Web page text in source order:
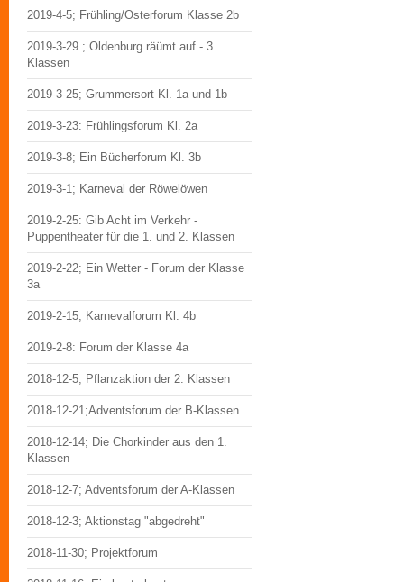
2019-4-5; Frühling/Osterforum Klasse 2b
2019-3-29 ; Oldenburg räümt auf - 3.
Klassen
2019-3-25; Grummersort Kl. 1a und 1b
2019-3-23: Frühlingsforum Kl. 2a
2019-3-8; Ein Bücherforum Kl. 3b
2019-3-1; Karneval der Röwelöwen
2019-2-25: Gib Acht im Verkehr -
Puppentheater für die 1. und 2. Klassen
2019-2-22; Ein Wetter - Forum der Klasse
3a
2019-2-15; Karnevalforum Kl. 4b
2019-2-8: Forum der Klasse 4a
2018-12-5; Pflanzaktion der 2. Klassen
2018-12-21;Adventsforum der B-Klassen
2018-12-14; Die Chorkinder aus den 1.
Klassen
2018-12-7; Adventsforum der A-Klassen
2018-12-3; Aktionstag "abgedreht"
2018-11-30; Projektforum